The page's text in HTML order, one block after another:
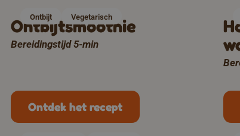
Ontbijtsmoothie
Bereidingstijd 5-min
Ontdek het recept
Ontbijt Vegetarisch